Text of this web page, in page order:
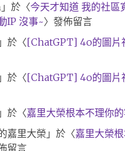
」於〈今天才知道 我的社區
IP 沒事~〉發佈留言
於〈[ChatGPT] 4o的圖片
」於〈[ChatGPT] 4o的圖片
於〈嘉里大榮根本不理你
嘉里大榮 」於〈嘉里大榮
留言